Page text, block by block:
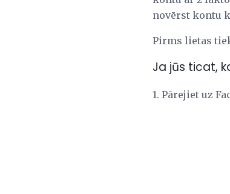
novērst kontu
Pirms lietas
Ja jūs ticat,
1. Pārejiet uz